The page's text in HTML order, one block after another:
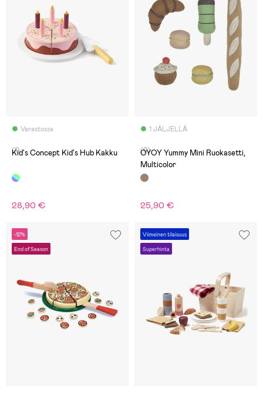
Varastossa
(1)
Kid's Concept Kid's Hub Kakku
28,90 €
1 JÄLJELLÄ
(0)
OYOY Yummy Mini Ruokasetti,
Multicolor
25,90 €
-12%
End of Season
Viimeinen tilaisuus
Superhinta